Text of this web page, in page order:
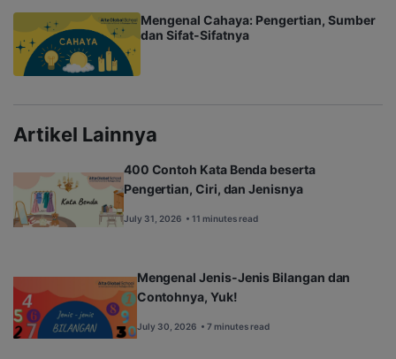
Mengenal Cahaya: Pengertian, Sumber
dan Sifat-Sifatnya
Artikel Lainnya
400 Contoh Kata Benda beserta
Pengertian, Ciri, dan Jenisnya
July 31, 2026 • 11 minutes read
Mengenal Jenis-Jenis Bilangan dan
Contohnya, Yuk!
July 30, 2026 • 7 minutes read